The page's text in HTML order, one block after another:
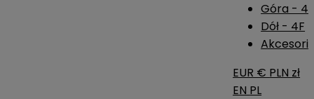
Góra -
Dół - 4F
EUR € PLN zł
EN PL